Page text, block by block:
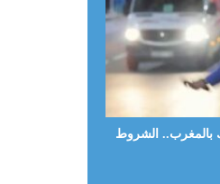
للجمارك بالمغرب.. الشروط